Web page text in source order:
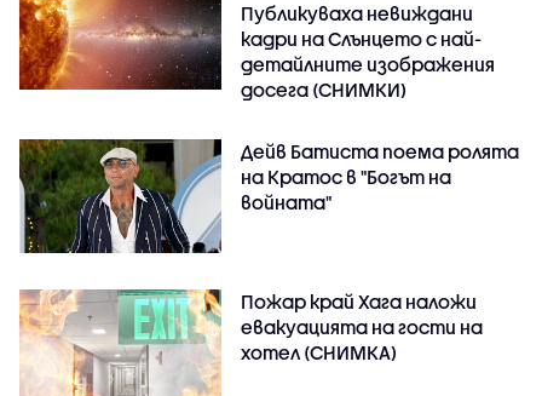
Публикуваха невиждани
кадри на Слънцето с най-
детайлните изображения
досега (СНИМКИ)
Дейв Батиста поема ролята
на Кратос в "Богът на
войната"
Пожар край Хага наложи
евакуацията на гости на
хотел (СНИМКА)